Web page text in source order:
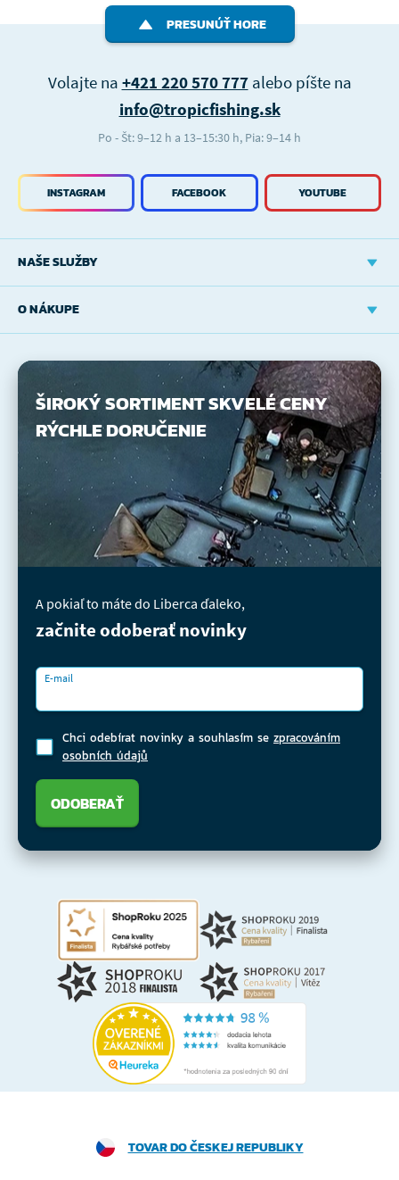
PRESUNÚŤ HORE
NAŠE SLUŽBY
O NÁKUPE
INSTAGRAM FACEBOOK YOUTUBE
Volajte na +421 220 570 777alebo píšte na
info@tropicfishing.sk
Po - Št: 9–12 h a 13–15:30 h, Pia: 9–14 h
ŠIROKÝ SORTIMENTSKVELÉ CENY
RÝCHLE DORUČENIE
A pokiaľ to máte do Liberca ďaleko,
začnite odoberať novinky
E-mail
Chci odebírat novinky a souhlasím se zpracováním
osobních údajů
ODOBERAŤ
TOVAR DO ČESKEJ REPUBLIKY